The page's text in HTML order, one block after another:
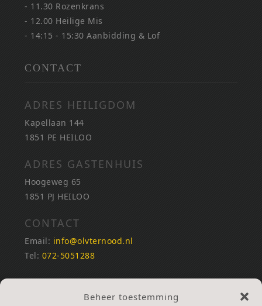
Beheer toestemming
- 11.30 Rozenkrans
- 12.00 Heilige Mis
- 14:15 - 15:30 Aanbidding & Lof
CONTACT
ADRES HEILIGDOM
Kapellaan 144
1851 PE HEILOO
ADRES GASTENHUIS
Hoogeweg 65
1851 PJ HEILOO
CONTACT
Email: info@olvternood.nl
Tel: 072-5051288
REKENINGNUMMERS
NL25INGB0000672168